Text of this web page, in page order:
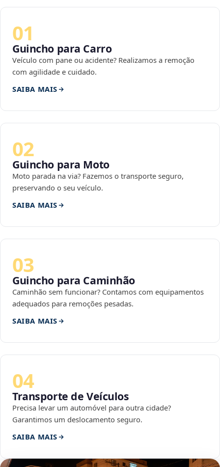
01
Guincho para Carro
Veículo com pane ou acidente? Realizamos a remoção
com agilidade e cuidado.
SAIBA MAIS
02
Guincho para Moto
Moto parada na via? Fazemos o transporte seguro,
preservando o seu veículo.
SAIBA MAIS
03
Guincho para Caminhão
Caminhão sem funcionar? Contamos com equipamentos
adequados para remoções pesadas.
SAIBA MAIS
04
Transporte de Veículos
Precisa levar um automóvel para outra cidade?
Garantimos um deslocamento seguro.
SAIBA MAIS